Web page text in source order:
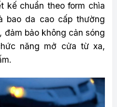
kế chuẩn theo form chìa
bao da cao cấp thường
bảo không cản sóng
năng mở cửa từ xa,